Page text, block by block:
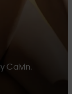
Calvin.